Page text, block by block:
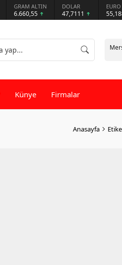
GRAM ALTIN
6.660,55
DOLAR
47,7111
EURO
Künye Firmalar
Anasayfa